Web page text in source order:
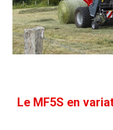
Le MF5S en